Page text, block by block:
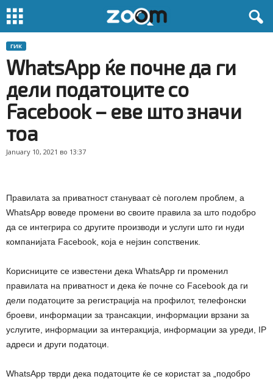
ГИК
WhatsApp ќе почне да ги
дели податоците со
Facebook – еве што значи
тоа
January 10, 2021 во 13:37
Правилата за приватност стануваат сè поголем проблем, а
WhatsApp воведе промени во своите правила за што подобро
да се интегрира со другите производи и услуги што ги нуди
компанијата Facebook, која е нејзин сопственик.
Корисниците се известени дека WhatsApp ги променил
правилата на приватност и дека ќе почне со Facebook да ги
дели податоците за регистрација на профилот, телефонски
броеви, информации за трансакции, информации врзани за
услугите, информации за интеракција, информации за уреди, IP
адреси и други податоци.
WhatsApp тврди дека податоците ќе се користат за „подобро